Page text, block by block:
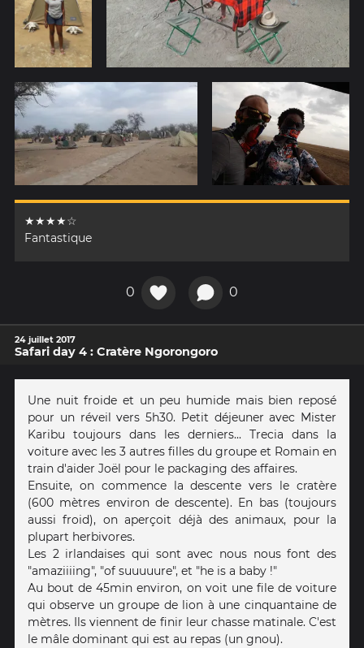
★★★★☆
Fantastique
0 0
24 juillet 2017
Safari day 4 : Cratère Ngorongoro
Une nuit froide et un peu humide mais bien reposé
pour un réveil vers 5h30. Petit déjeuner avec Mister
Karibu toujours dans les derniers... Trecia dans la
voiture avec les 3 autres filles du groupe et Romain en
train d'aider Joël pour le packaging des affaires.
Ensuite, on commence la descente vers le cratère
(600 mètres environ de descente). En bas (toujours
aussi froid), on aperçoit déjà des animaux, pour la
plupart herbivores.
Les 2 irlandaises qui sont avec nous nous font des
"amaziiiing", "of suuuuure", et "he is a baby !"
Au bout de 45min environ, on voit une file de voiture
qui observe un groupe de lion à une cinquantaine de
mètres. Ils viennent de finir leur chasse matinale. C'est
le mâle dominant qui est au repas (un gnou).